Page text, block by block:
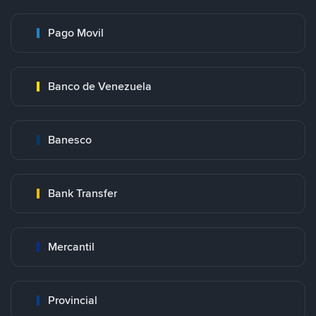
Pago Movil
Banco de Venezuela
Banesco
Bank Transfer
Mercantil
Provincial